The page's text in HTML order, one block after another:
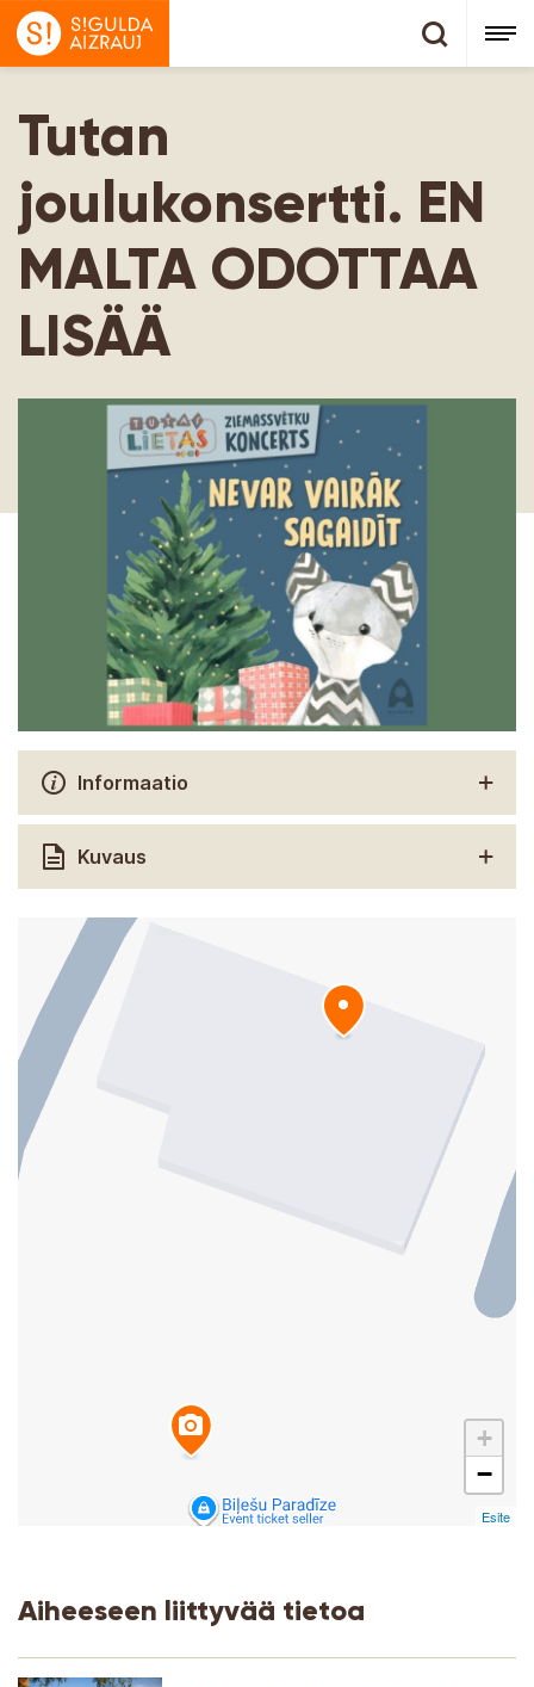
Tutan
joulukonsertti. EN
MALTA ODOTTAA
LISÄÄ
Informaatio
Kuvaus
+
−
Esite
Aiheeseen liittyvää tietoa